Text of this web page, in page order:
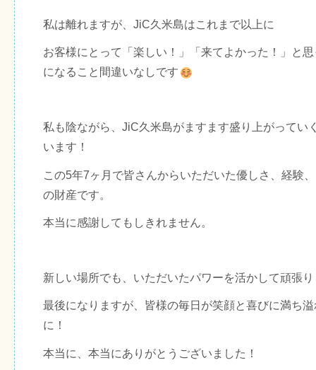
私は離れますが、JiC久米島はこれまで以上に
お客様にとって「楽しい！」「来てよかった！」と
になること間違いなしです
私も陰ながら、JiC久米島がますます盛り上がってい
います！
この5年7ヶ月で皆さんからいただいた優しさ、経験
の財産です。
本当に感謝してもしきれません。
新しい場所でも、いただいたパワーを活かして頑張
最後になりますが、皆様の毎日が笑顔と喜びに満ち
に！
本当に、本当にありがとうございました！